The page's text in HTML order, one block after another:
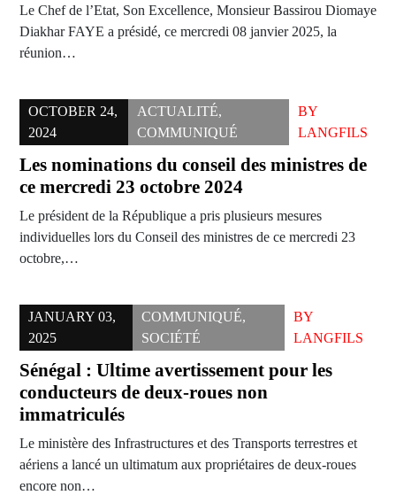
Le Chef de l’Etat, Son Excellence, Monsieur Bassirou Diomaye
Diakhar FAYE a présidé, ce mercredi 08 janvier 2025, la
réunion…
OCTOBER 24,
2024
ACTUALITÉ,
COMMUNIQUÉ
BY
LANGFILS
Les nominations du conseil des ministres de
ce mercredi 23 octobre 2024
Le président de la République a pris plusieurs mesures
individuelles lors du Conseil des ministres de ce mercredi 23
octobre,…
JANUARY 03,
2025
COMMUNIQUÉ,
SOCIÉTÉ
BY
LANGFILS
Sénégal : Ultime avertissement pour les
conducteurs de deux-roues non
immatriculés
Le ministère des Infrastructures et des Transports terrestres et
aériens a lancé un ultimatum aux propriétaires de deux-roues
encore non…